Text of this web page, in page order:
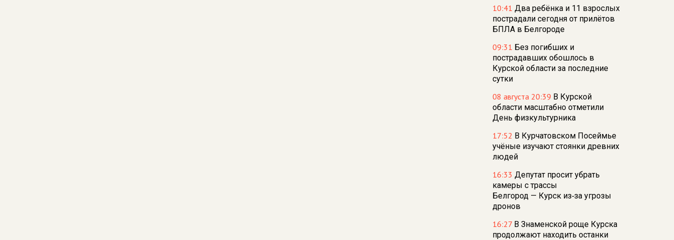
10:41 Два ребёнка и 11 взрослых
пострадали сегодня от прилётов
БПЛА в Белгороде
09:31 Без погибших и
пострадавших обошлось в
Курской области за последние
сутки
08 августа 20:39 В Курской
области масштабно отметили
День физкультурника
17:52 В Курчатовском Посеймье
учёные изучают стоянки древних
людей
16:33 Депутат просит убрать
камеры с трассы
Белгород — Курск из‑за угрозы
дронов
16:27 В Знаменской роще Курска
продолжают находить останки